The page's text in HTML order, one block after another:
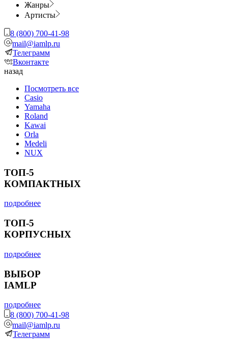
Жанры
Артисты
8 (800) 700-41-98
mail@iamlp.ru
Телеграмм
Вконтакте
назад
Посмотреть все
Casio
Yamaha
Roland
Kawai
Orla
Medeli
NUX
ТОП-5
КОМПАКТНЫХ
подробнее
ТОП-5
КОРПУСНЫХ
подробнее
ВЫБОР
IAMLP
подробнее
8 (800) 700-41-98
mail@iamlp.ru
Телеграмм